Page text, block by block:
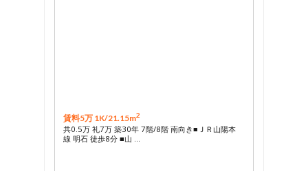
賃料5万 1K/21.15m2
共0.5万 礼7万 築30年 7階/8階 南向き■ＪＲ山陽本
線 明石 徒歩8分 ■山 …